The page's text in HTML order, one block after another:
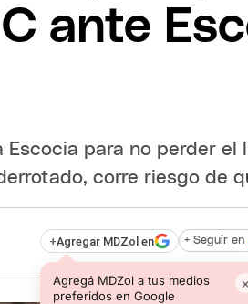
ante
para no perder el
corre riesgo de
+Agregar MDZol en
Agregá MDZol a tus medios
preferidos en Google
×
+ Seguir en